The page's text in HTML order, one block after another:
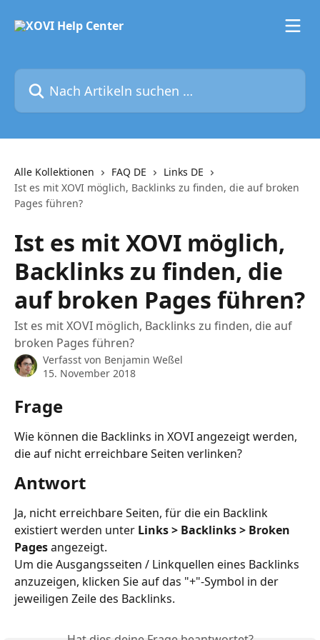
Nach Artikeln suchen …
Alle Kollektionen FAQ DE
Links DE
Ist es mit XOVI möglich, Backlinks zu finden, die auf broken
Pages führen?
Ist es mit XOVI möglich,
Backlinks zu finden, die
auf broken Pages führen?
Ist es mit XOVI möglich, Backlinks zu finden, die auf
broken Pages führen?
Verfasst von Benjamin Weßel
15. November 2018
Frage
Wie können die Backlinks in XOVI angezeigt werden,
die auf nicht erreichbare Seiten verlinken?
Antwort
Ja, nicht erreichbare Seiten, für die ein Backlink
existiert werden unter Links > Backlinks > Broken
Pages angezeigt.
Um die Ausgangsseiten / Linkquellen eines Backlinks
anzuzeigen, klicken Sie auf das "+"-Symbol in der
jeweiligen Zeile des Backlinks.